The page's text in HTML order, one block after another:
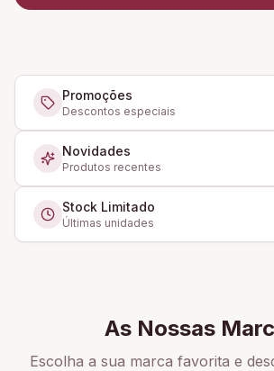
Promoções
Descontos especiais
Novidades
Produtos recentes
Stock Limitado
Últimas unidades
As Nossas
Escolha a sua marca favorita e